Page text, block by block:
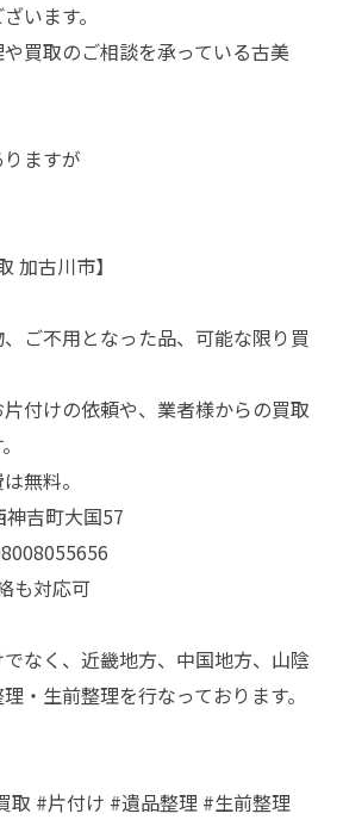
います。
買取のご相談を承っている古美
ますが
加古川市】
ご不用となった品、可能な限り買
片付けの依頼や、業者様からの買取
無料。
吉町大国57
も対応可
なく、近畿地方、中国地方、山陰
・生前整理を行なっております。
取 #片付け #遺品整理 #生前整理